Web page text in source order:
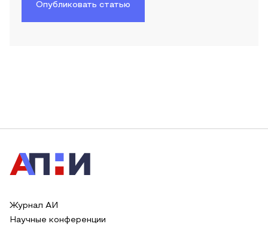
Опубликовать статью
Журнал АИ
Научные конференции